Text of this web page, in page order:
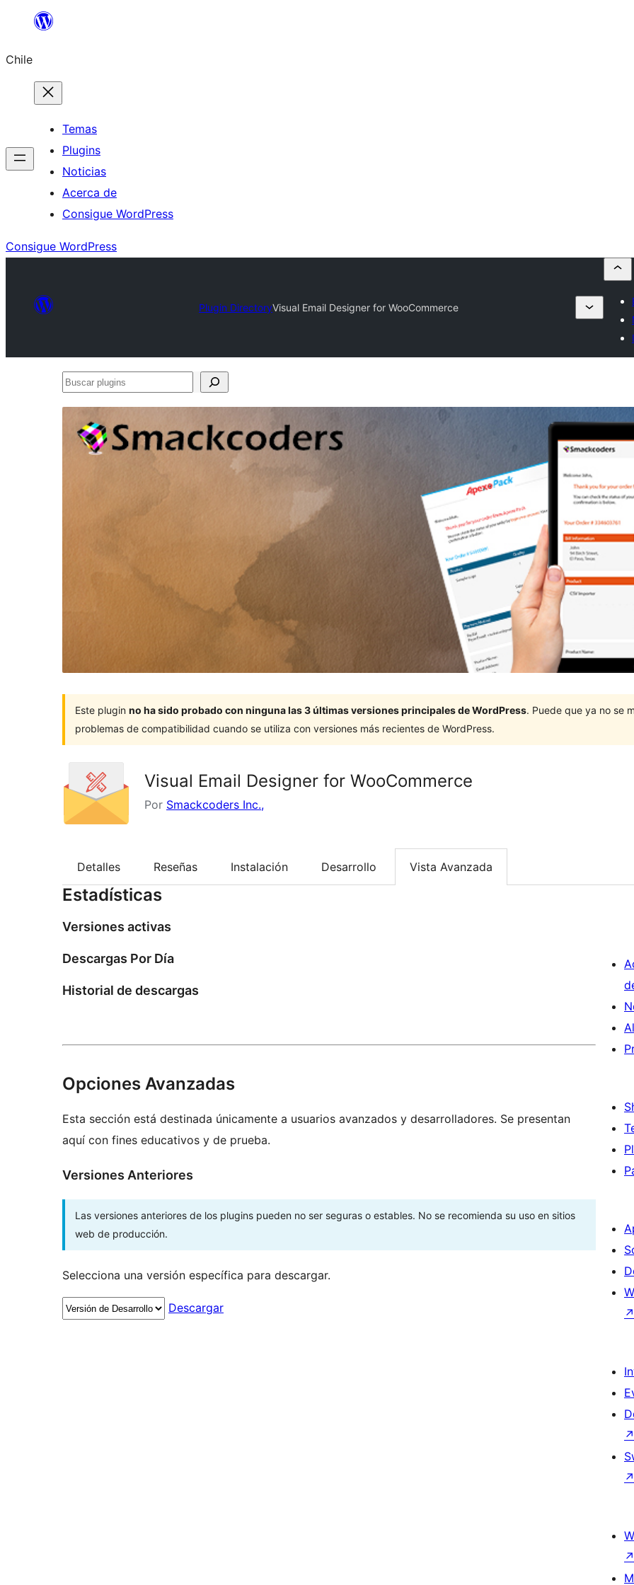
Saltar
contenido
Chile
Temas
Plugins
Noticias
Acerca de
Consigue WordPress
Consigue WordPress
Plugin DirectoryVisual Email Designer for WooCommerce
Buscar
Este plugin no ha sido probado con ninguna las 3 últimas versiones principales de WordPress. Puede que ya no se
problemas de compatibilidad cuando se utiliza con versiones más recientes de WordPress.
Visual Email Designer for WooCommerce
Por Smackcoders Inc.,
Detalles Reseñas Instalación Desarrollo Vista Avanzada
Estadísticas
Versiones activas
Descargas Por Día
Historial de descargas
Opciones Avanzadas
Esta sección está destinada únicamente a usuarios avanzados y desarrolladores. Se presentan
aquí con fines educativos y de prueba.
Versiones Anteriores
Las versiones anteriores de los plugins pueden no ser seguras o estables. No se recomienda su uso en sitios
web de producción.
Selecciona una versión específica para descargar.
Descargar
↗
↗
↗
↗